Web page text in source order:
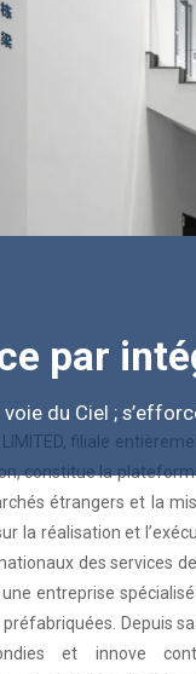
par
du Ciel ;
LIMITED, filiale
constitue la
étrangers et la
la réalisation et
des services
entreprise
Depuis
et innove